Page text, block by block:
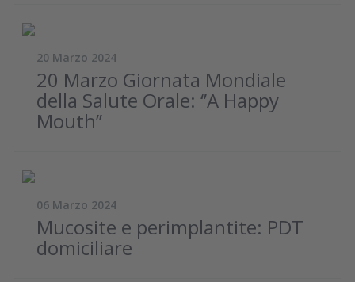
20 Marzo 2024
20 Marzo Giornata Mondiale
della Salute Orale: ‘’A Happy
Mouth’’
06 Marzo 2024
Mucosite e perimplantite: PDT
domiciliare